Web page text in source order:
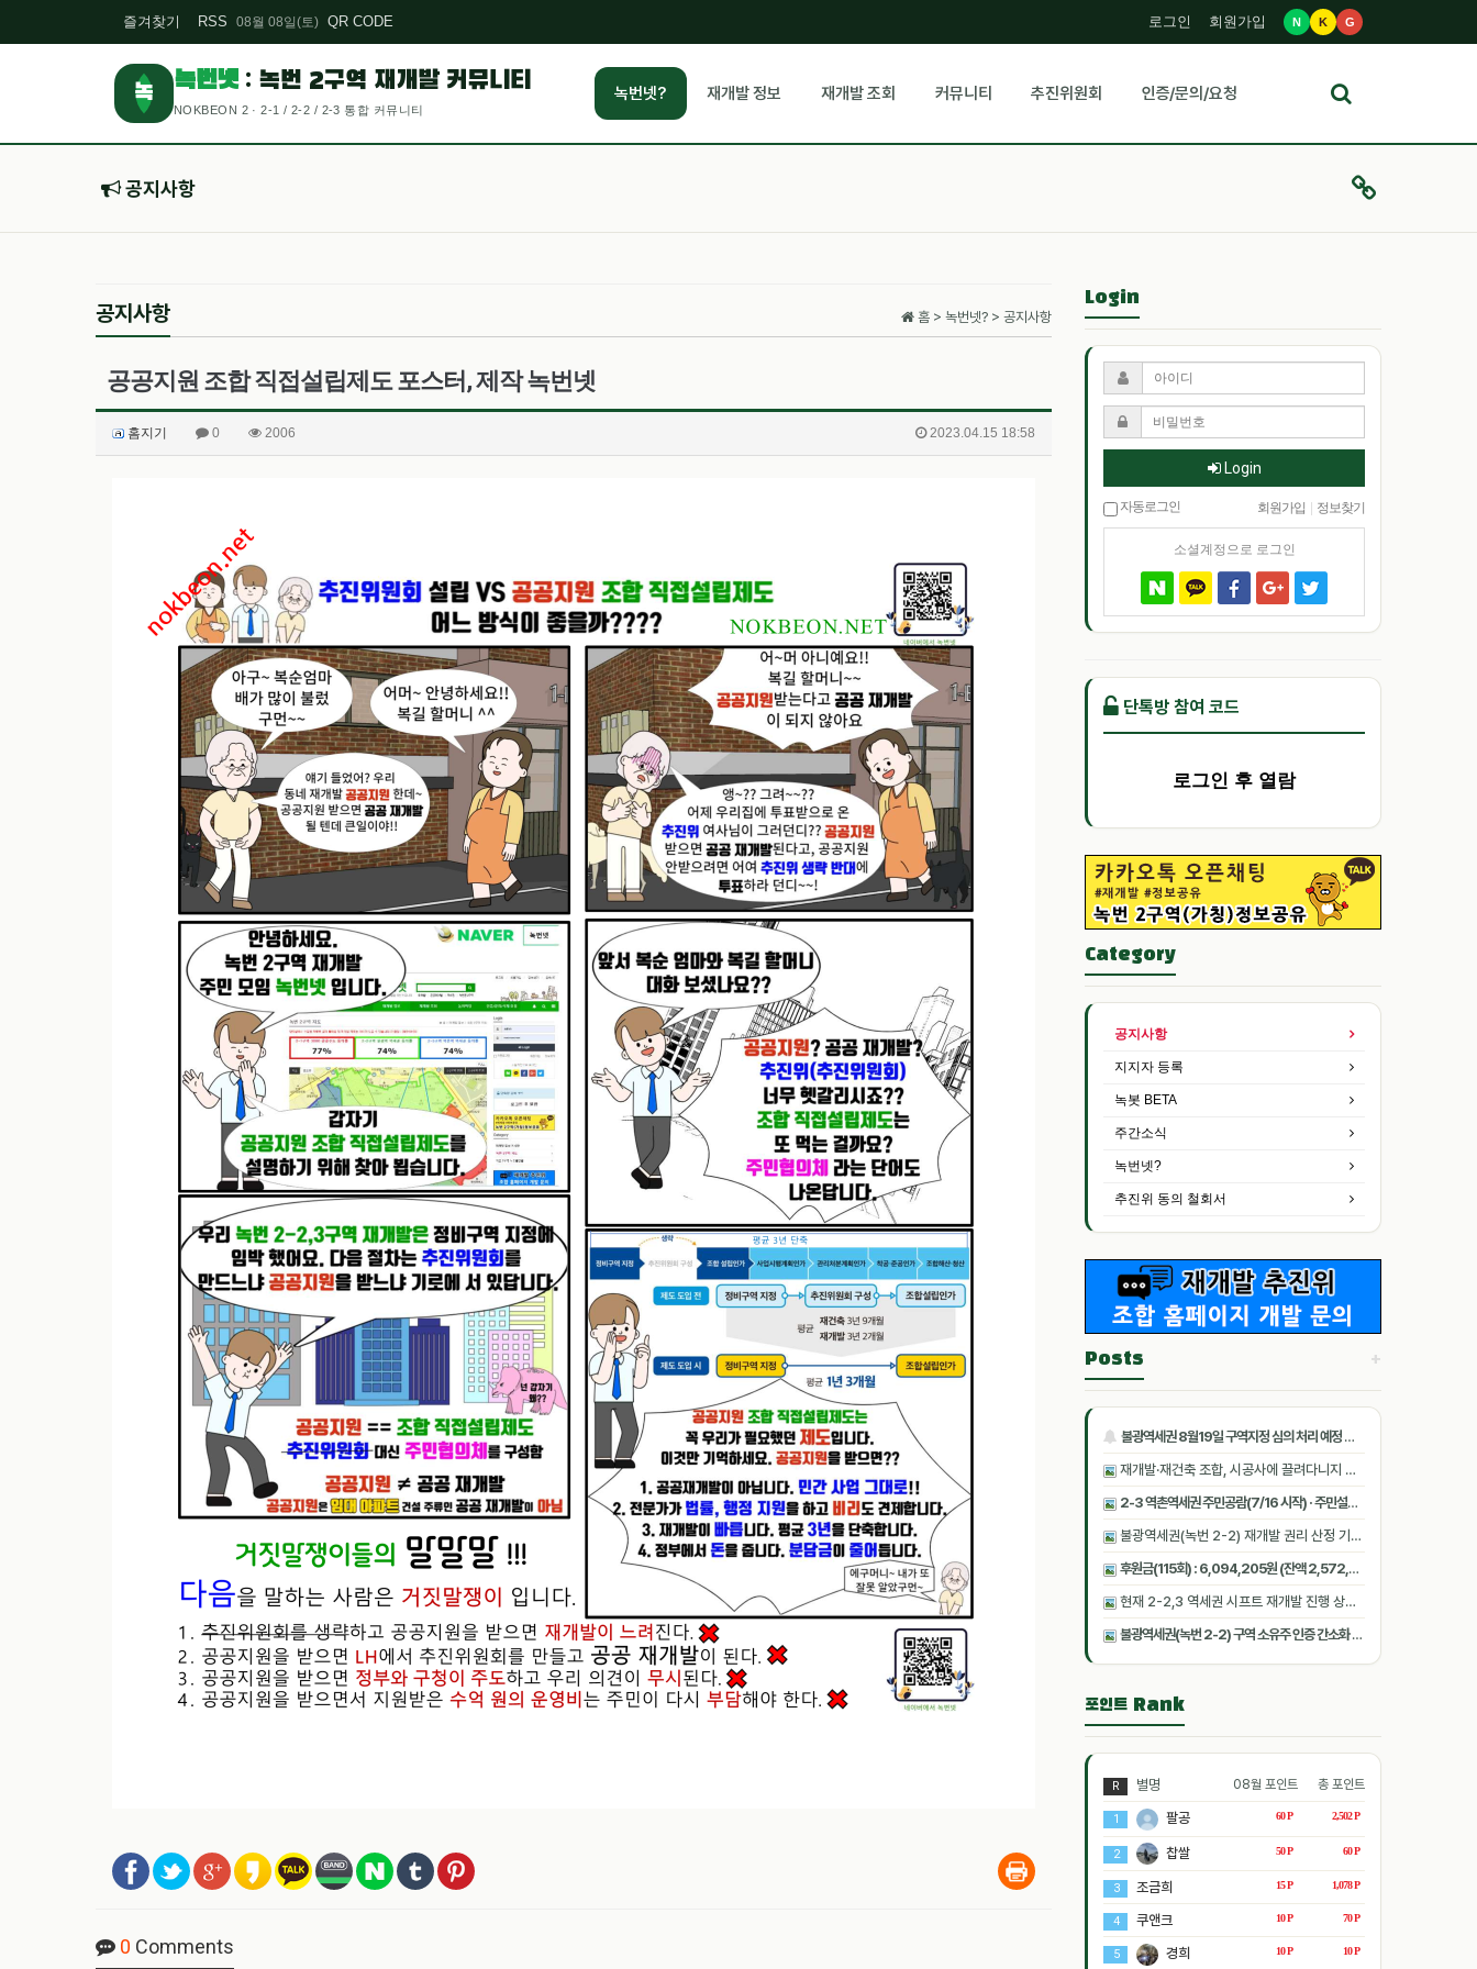
즐겨찾기 RSS 08월 08일(토) QR CODE 로그인 회원가입 N K G
녹 녹번넷: 녹번 2구역 재개발 커뮤니티
NOKBEON 2 · 2-1 / 2-2 / 2-3 통합 커뮤니티
녹번넷? 재개발 정보 재개발 조회 커뮤니티 추진위원회 인증/문의/요청
공지사항
홈 > 녹번넷? > 공지사항
공지사항
공공지원 조합 직접설립제도 포스터, 제작 녹번넷
홈지기 0 2006 2023.04.15 18:58
0 Comments
Login
Login
자동로그인 회원가입 정보찾기
소셜계정으로 로그인
단톡방 참여 코드
로그인 후 열람
Category
공지사항
지지자 등록
녹봇 BETA
주간소식
녹번넷?
추진위 동의 철회서
+
Posts
불광역세권 8월19일 구역지정 심의 처리 예정 및 홈지기 잠정적 활동 자제
재개발·재건축 조합, 시공사에 끌려다니지 않으려면[똑똑한부동산] [기사 스크랩]
2-3 역촌역세권 주민공람(7/16 시작) · 주민설명회(8/6 오후 2시, 성암교회) 안내
불광역세권(녹번 2-2) 재개발 권리 산정 기준일 25.12.26
후원금(115회) : 6,094,205원 (잔액 2,572,775원) 지출(-4,408,970원, 22회) [2026.06.27 07:05:14 기준]
현재 2-2,3 역세권 시프트 재개발 진행 상황[26.01.09]
불광역세권(녹번 2-2) 구역 소유주 인증 간소화 진행(인증방법)
포인트 Rank
총 포인트
08월 포인트
R 별명
2,502 P
60 P
1 팔공
60 P
50 P
2 찹쌀
1,078 P
15 P
3 조금희
70 P
10 P
4 쿠앤크
10 P
10 P
5 경희